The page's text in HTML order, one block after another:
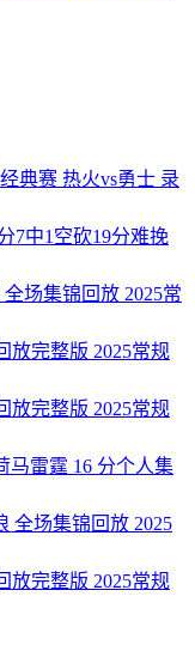
典赛 热火vs勇士 录
7中1空砍19分难挽
场集锦回放 2025常
放完整版 2025常规
放完整版 2025常规
马雷霆 16 分个人集
全场集锦回放 2025
放完整版 2025常规